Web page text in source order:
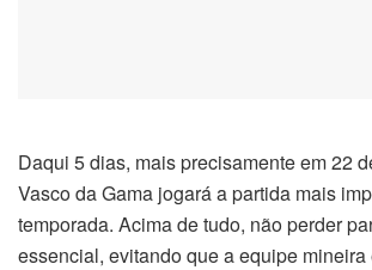
Daqui 5 dias, mais precisamente em 22
Vasco da Gama jogará a partida mais
temporada. Acima de tudo, não perder
essencial, evitando que a equipe mineira